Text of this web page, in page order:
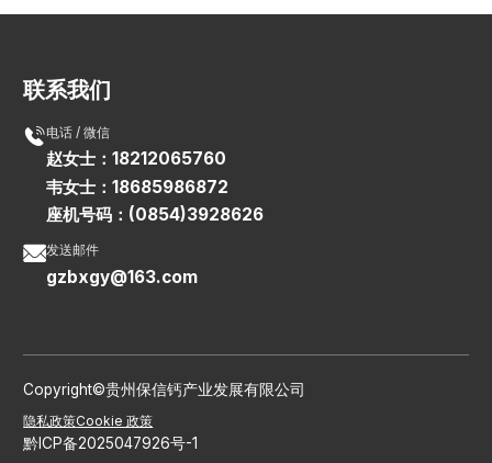
联系我们
电话 / 微信
赵女士：18212065760
韦女士：18685986872
座机号码：(0854)3928626
发送邮件
gzbxgy@163.com
Copyright©贵州保信钙产业发展有限公司
隐私政策Cookie 政策
黔ICP备2025047926号-1